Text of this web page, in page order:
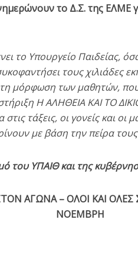
το Δ.Σ. της ΕΛΜΕ
το Υπουργείο Παιδείας,
τους χιλιάδες
μόρφωση των μαθητών,
Η ΑΛΗΘΕΙΑ ΚΑΙ ΤΟ
τάξεις, οι γονείς και οι
με βάση την πείρα
του ΥΠΑΙΘ και της
ΑΓΩΝΑ – ΟΛΟΙ ΚΑΙ ΟΛΕΣ
ΝΟΕΜΒΡΗ